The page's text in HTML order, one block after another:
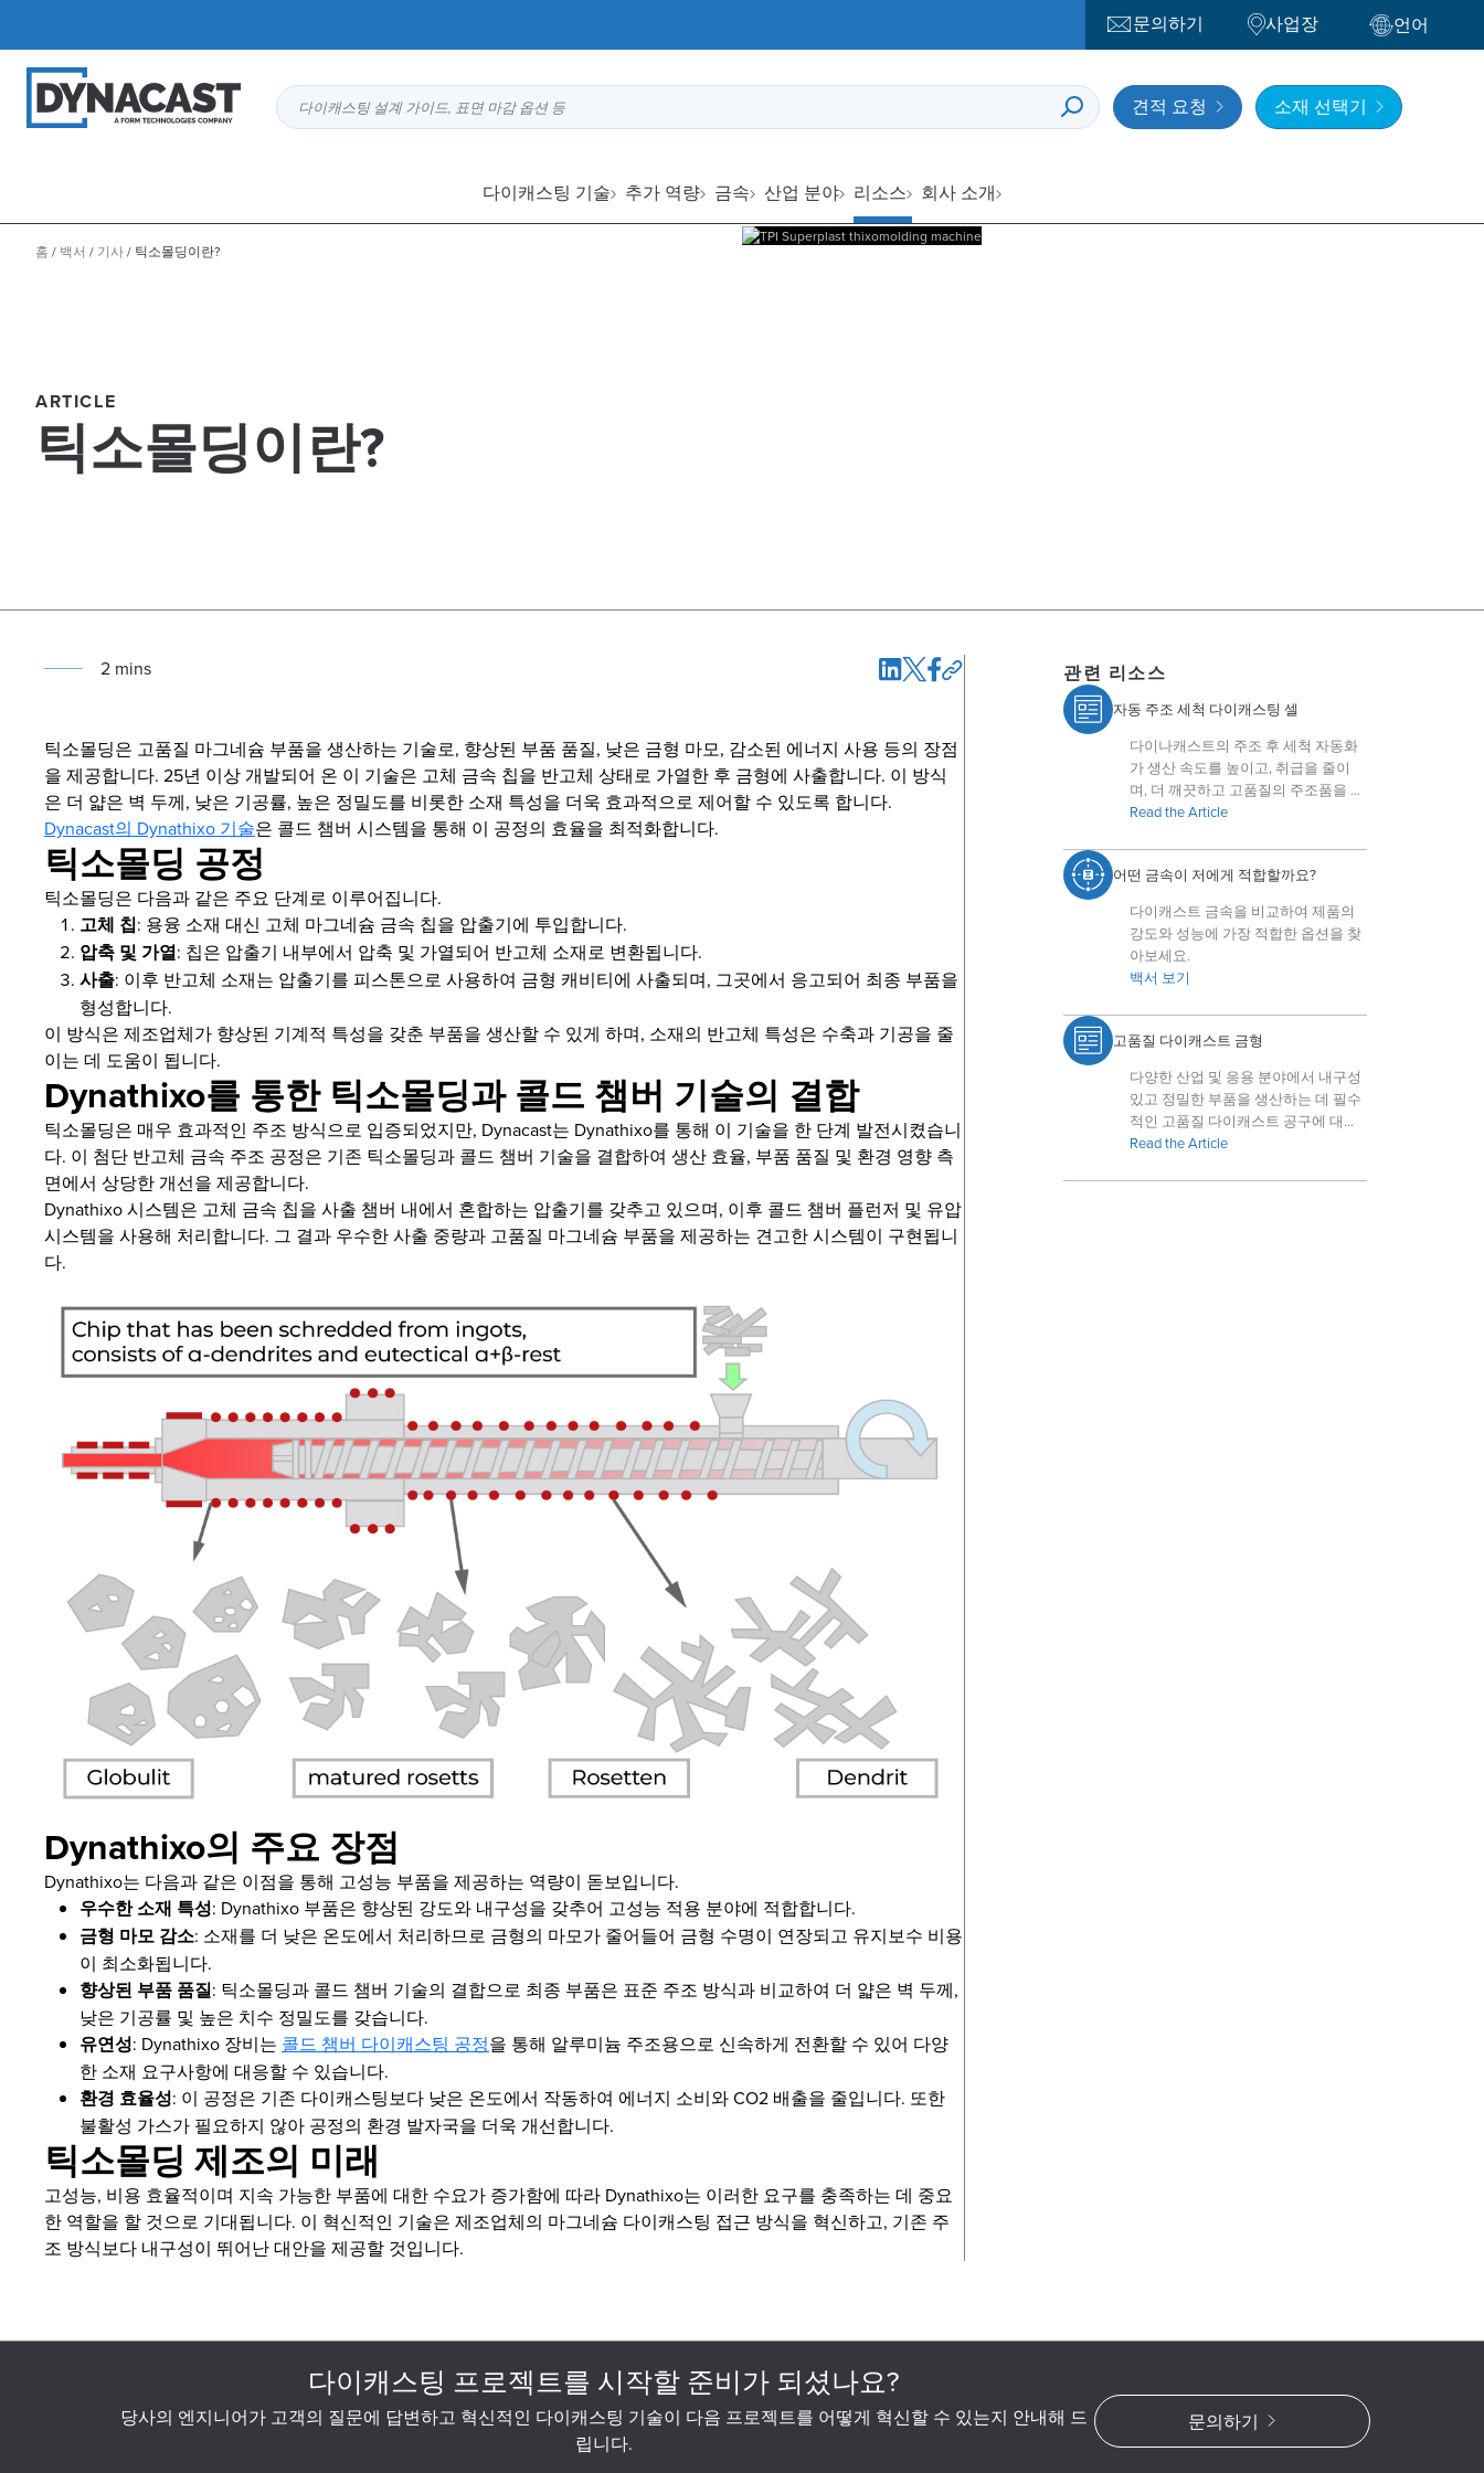
문의하기 사업장 언어
다이캐스팅 설계 가이드, 표면 마감 옵션 등 견적 요청 소재 선택기
다이캐스팅 기술 추가 역량 금속 산업 분야 리소스 회사 소개
홈 / 백서 / 기사/ 틱소몰딩이란?
ARTICLE
틱소몰딩이란?
2 mins
틱소몰딩은 고품질 마그네슘 부품을 생산하는 기술로, 향상된 부품 품질, 낮은 금형 마모, 감소된 에너지 사용 등의 장점
을 제공합니다. 25년 이상 개발되어 온 이 기술은 고체 금속 칩을 반고체 상태로 가열한 후 금형에 사출합니다. 이 방식
은 더 얇은 벽 두께, 낮은 기공률, 높은 정밀도를 비롯한 소재 특성을 더욱 효과적으로 제어할 수 있도록 합니다.
Dynacast의 Dynathixo 기술은 콜드 챔버 시스템을 통해 이 공정의 효율을 최적화합니다.
틱소몰딩 공정
틱소몰딩은 다음과 같은 주요 단계로 이루어집니다.
고체 칩: 용융 소재 대신 고체 마그네슘 금속 칩을 압출기에 투입합니다.
압축 및 가열: 칩은 압출기 내부에서 압축 및 가열되어 반고체 소재로 변환됩니다.
사출: 이후 반고체 소재는 압출기를 피스톤으로 사용하여 금형 캐비티에 사출되며, 그곳에서 응고되어 최종 부품을
형성합니다.
이 방식은 제조업체가 향상된 기계적 특성을 갖춘 부품을 생산할 수 있게 하며, 소재의 반고체 특성은 수축과 기공을 줄
이는 데 도움이 됩니다.
Dynathixo를 통한 틱소몰딩과 콜드 챔버 기술의 결합
틱소몰딩은 매우 효과적인 주조 방식으로 입증되었지만, Dynacast는 Dynathixo를 통해 이 기술을 한 단계 발전시켰습니
다. 이 첨단 반고체 금속 주조 공정은 기존 틱소몰딩과 콜드 챔버 기술을 결합하여 생산 효율, 부품 품질 및 환경 영향 측
면에서 상당한 개선을 제공합니다.
Dynathixo 시스템은 고체 금속 칩을 사출 챔버 내에서 혼합하는 압출기를 갖추고 있으며, 이후 콜드 챔버 플런저 및 유압
시스템을 사용해 처리합니다. 그 결과 우수한 사출 중량과 고품질 마그네슘 부품을 제공하는 견고한 시스템이 구현됩니
다.
Dynathixo의 주요 장점
Dynathixo는 다음과 같은 이점을 통해 고성능 부품을 제공하는 역량이 돋보입니다.
우수한 소재 특성: Dynathixo 부품은 향상된 강도와 내구성을 갖추어 고성능 적용 분야에 적합합니다.
금형 마모 감소: 소재를 더 낮은 온도에서 처리하므로 금형의 마모가 줄어들어 금형 수명이 연장되고 유지보수 비용
이 최소화됩니다.
향상된 부품 품질: 틱소몰딩과 콜드 챔버 기술의 결합으로 최종 부품은 표준 주조 방식과 비교하여 더 얇은 벽 두께,
낮은 기공률 및 높은 치수 정밀도를 갖습니다.
유연성: Dynathixo 장비는 콜드 챔버 다이캐스팅 공정을 통해 알루미늄 주조용으로 신속하게 전환할 수 있어 다양
한 소재 요구사항에 대응할 수 있습니다.
환경 효율성: 이 공정은 기존 다이캐스팅보다 낮은 온도에서 작동하여 에너지 소비와 CO2 배출을 줄입니다. 또한
불활성 가스가 필요하지 않아 공정의 환경 발자국을 더욱 개선합니다.
틱소몰딩 제조의 미래
고성능, 비용 효율적이며 지속 가능한 부품에 대한 수요가 증가함에 따라 Dynathixo는 이러한 요구를 충족하는 데 중요
한 역할을 할 것으로 기대됩니다. 이 혁신적인 기술은 제조업체의 마그네슘 다이캐스팅 접근 방식을 혁신하고, 기존 주
조 방식보다 내구성이 뛰어난 대안을 제공할 것입니다.
관련 리소스
자동 주조 세척 다이캐스팅 셀
다이나캐스트의 주조 후 세척 자동화
가 생산 속도를 높이고, 취급을 줄이
며, 더 깨끗하고 고품질의 주조품을 보
장하는 방법을 확인해 보세요.
Read the Article
어떤 금속이 저에게 적합할까요?
다이캐스트 금속을 비교하여 제품의
강도와 성능에 가장 적합한 옵션을 찾
아보세요.
백서 보기
고품질 다이캐스트 금형
다양한 산업 및 응용 분야에서 내구성
있고 정밀한 부품을 생산하는 데 필수
적인 고품질 다이캐스트 공구에 대해
배워보세요.
Read the Article
다이캐스팅 프로젝트를 시작할 준비가 되셨나요?
당사의 엔지니어가 고객의 질문에 답변하고 혁신적인 다이캐스팅 기술이 다음 프로젝트를 어떻게 혁신할 수 있는지 안내해 드
립니다.
문의하기